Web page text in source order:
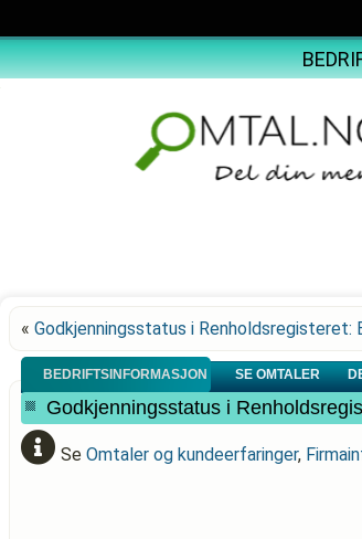
« Godkjenningsstatus i Renholdsregisteret:
BEDRIFTSINFORMASJON SE OMTALER
Godkjenningsstatus i
Se Omtaler og kundeerfaringer,